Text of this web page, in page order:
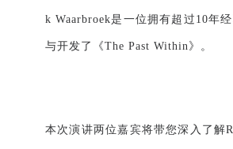
k Waarbroek是一位拥有超过 10年
与开发了《The Past Within 》。
本次演讲两位嘉宾将带您深入了解